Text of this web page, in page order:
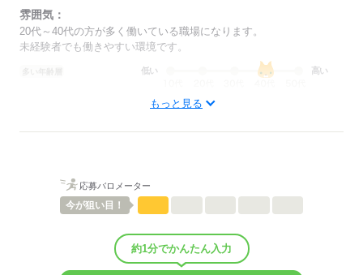
雰囲気：
20代～40代の方が多く働いている職場になります。
未経験者でも働きやすい環境です。
低い 高い
男性
職場の様子 しずか
配属先部署：
（男9：女1）
もっと見る
応募バロメーター
今が狙い目！
約1分でかんたん入力